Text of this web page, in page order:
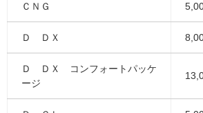
ＣＮＧ
Ｄ ＤＸ
Ｄ ＤＸ コンフォートパッケ
ージ